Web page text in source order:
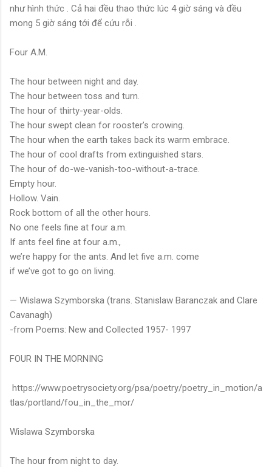
như hình thức . Cả hai đều thao thức lúc 4 giờ sáng và đều
mong 5 giờ sáng tới để cứu rỗi .
Four A.M.
The hour between night and day.
The hour between toss and turn.
The hour of thirty-year-olds.
The hour swept clean for rooster’s crowing.
The hour when the earth takes back its warm embrace.
The hour of cool drafts from extinguished stars.
The hour of do-we-vanish-too-without-a-trace.
Empty hour.
Hollow. Vain.
Rock bottom of all the other hours.
No one feels fine at four a.m.
If ants feel fine at four a.m.,
we’re happy for the ants. And let five a.m. come
if we’ve got to go on living.
— Wislawa Szymborska (trans. Stanislaw Baranczak and Clare
Cavanagh)
-from Poems: New and Collected 1957- 1997
FOUR IN THE MORNING
https://www.poetrysociety.org/psa/poetry/poetry_in_motion/a
tlas/portland/fou_in_the_mor/
Wislawa Szymborska
The hour from night to day.